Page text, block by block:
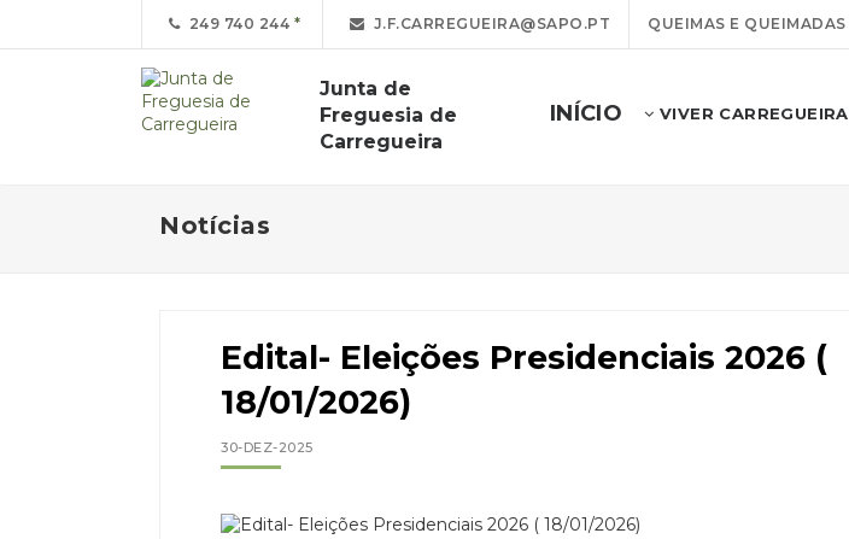
249 740 244 J.F.CARREGUEIRA@SAPO.PT QUEIMAS E QUEIMADAS
Junta de
Freguesia de
Carregueira
INÍCIO VIVER CARREGUEIRA
Notícias
Edital- Eleições Presidenciais 2026 (
18/01/2026)
30-DEZ-2025